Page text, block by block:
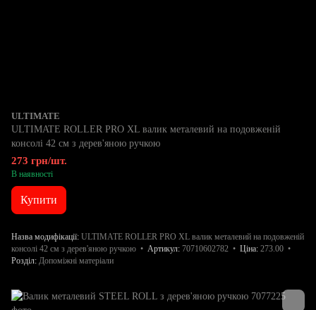
ULTIMATE
ULTIMATE ROLLER PRO XL валик металевий на подовженій
консолі 42 см з дерев'яною ручкою
273 грн/шт.
В наявності
Купити
Назва модифікації ULTIMATE ROLLER PRO XL валик металевий на подовженій
консолі 42 см з дерев'яною ручкою
Артикул 70710602782 Ціна 273.00
Розділ Допоміжні матеріали